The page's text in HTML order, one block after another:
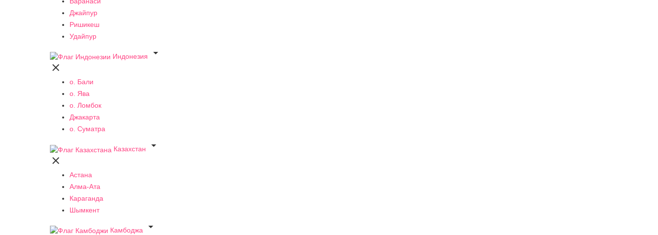
Джайпур
Ришикеш
Удайпур
Индонезия


о. Бали
о. Ява
о. Ломбок
Джакарта
о. Суматра
Казахстан


Астана
Алма-Ата
Караганда
Шымкент
Камбоджа
